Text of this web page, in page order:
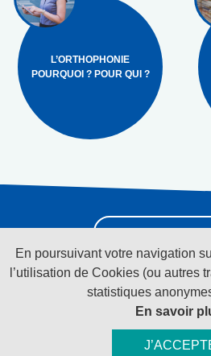
En poursuivant votre navigation
l’utilisation de Cookies (ou autres
statistiques
En savoir
L’ORTHOPHONIE
POURQUOI ? POUR QUI ?
Suivez-nous sur les
newsletter